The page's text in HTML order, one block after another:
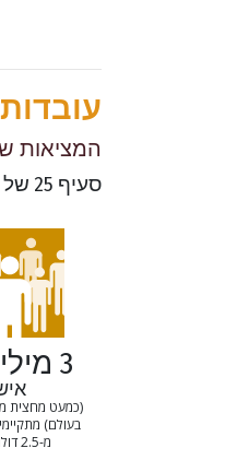
עובדות
המציאות
סעיף 25 של UDHR מבטיח מזון ומחסה לכולם, אבל הנה המציאות.
3 מיליארד
(כמעט מחצית
בעולם)
מ-2.5 דולר ליום